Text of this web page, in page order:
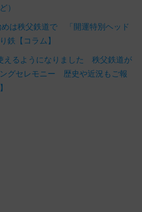
）
めは秩父鉄道で 「開運特別ヘッド
鉄【コラム】
えるようになりました 秩父鉄道が
グセレモニー 歴史や近況もご報